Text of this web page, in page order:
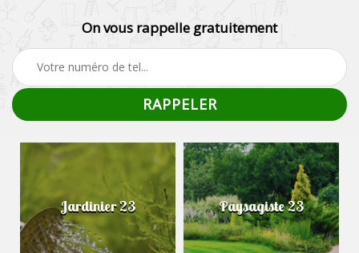
On vous rappelle gratuitement
Jardinier 23 Paysagiste 23